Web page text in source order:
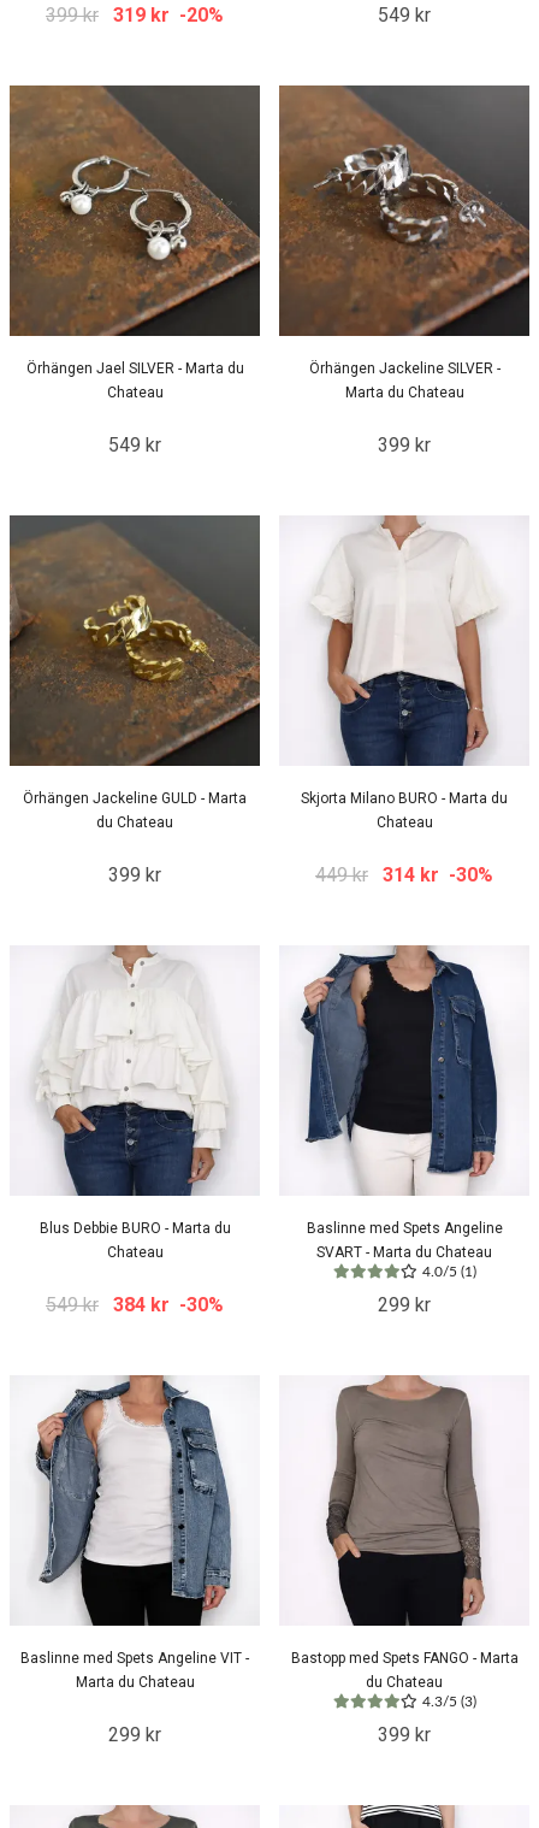
399 kr 319 kr -20% 549 kr
Örhängen Jael SILVER - Marta du
Chateau
549 kr
Örhängen Jackeline SILVER -
Marta du Chateau
399 kr
Örhängen Jackeline GULD - Marta
du Chateau
399 kr
Skjorta Milano BURO - Marta du
Chateau
449 kr 314 kr -30%
Blus Debbie BURO - Marta du
Chateau
549 kr 384 kr -30%
Baslinne med Spets Angeline
SVART - Marta du Chateau
4.0/5 (1)
299 kr
Baslinne med Spets Angeline VIT -
Marta du Chateau
299 kr
Bastopp med Spets FANGO - Marta
du Chateau
4.3/5 (3)
399 kr